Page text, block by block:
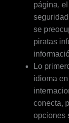
página,
se
piratas
Lo
idioma
conecta,
opciones